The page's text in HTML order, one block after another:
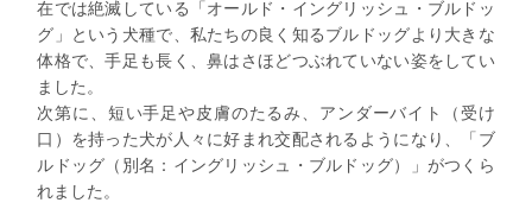
在では絶滅している「オールド・イングリッシュ・ブルドッ
グ」という犬種で、私たちの良く知るブルドッグより大きな
体格で、手足も長く、鼻はさほどつぶれていない姿をしてい
ました。
次第に、短い手足や皮膚のたるみ、アンダーバイト（受け
口）を持った犬が人々に好まれ交配されるようになり、「ブ
ルドッグ（別名：イングリッシュ・ブルドッグ）」がつくら
れました。